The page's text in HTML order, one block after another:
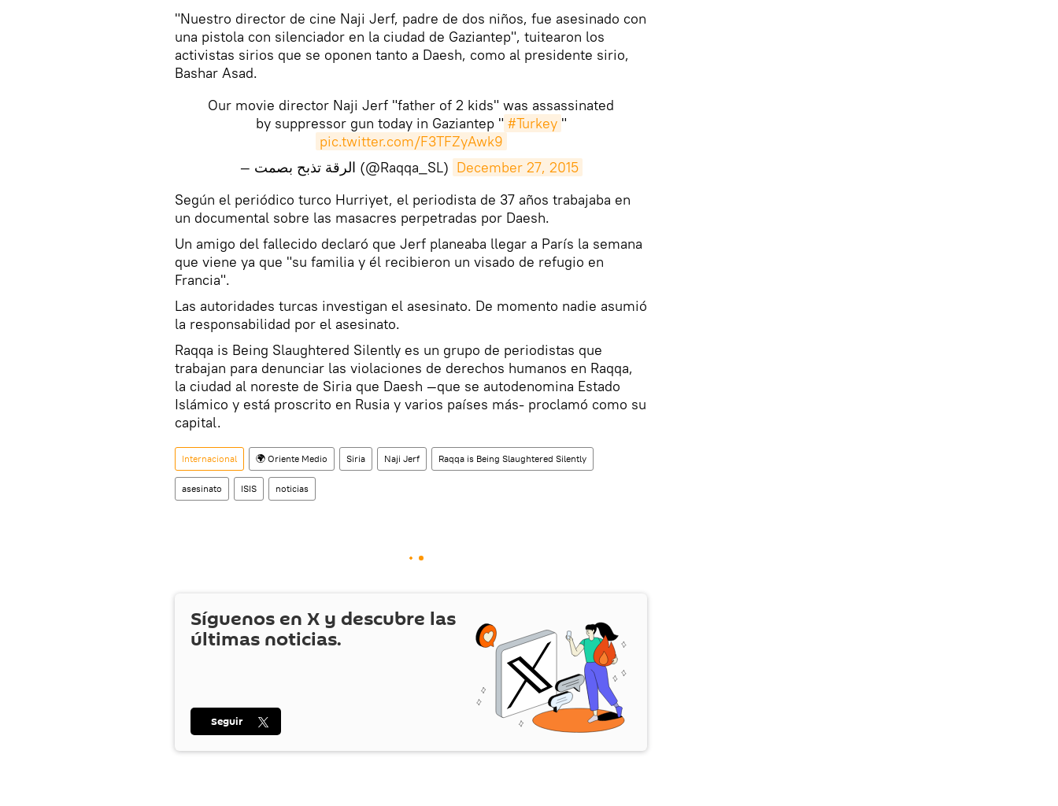
"Nuestro director de cine Naji Jerf, padre de dos niños, fue asesinado con
una pistola con silenciador en la ciudad de Gaziantep", tuitearon los
activistas sirios que se oponen tanto a Daesh, como al presidente sirio,
Bashar Asad.
Our movie director Naji Jerf "father of 2 kids" was assassinated
by suppressor gun today in Gaziantep " #Turkey "
pic.twitter.com/F3TFZyAwk9
— الرقة تذبح بصمت (@Raqqa_SL) December 27, 2015
Según el periódico turco Hurriyet, el periodista de 37 años trabajaba en
un documental sobre las masacres perpetradas por Daesh.
Un amigo del fallecido declaró que Jerf planeaba llegar a París la semana
que viene ya que "su familia y él recibieron un visado de refugio en
Francia".
Las autoridades turcas investigan el asesinato. De momento nadie asumió
la responsabilidad por el asesinato.
Raqqa is Being Slaughtered Silently es un grupo de periodistas que
trabajan para denunciar las violaciones de derechos humanos en Raqqa,
la ciudad al noreste de Siria que Daesh —que se autodenomina Estado
Islámico y está proscrito en Rusia y varios países más- proclamó como su
capital.
Internacional 🌍 Oriente Medio Siria Naji Jerf Raqqa is Being Slaughtered Silently
asesinato ISIS noticias
Síguenos en X y descubre las
últimas noticias.
Seguir